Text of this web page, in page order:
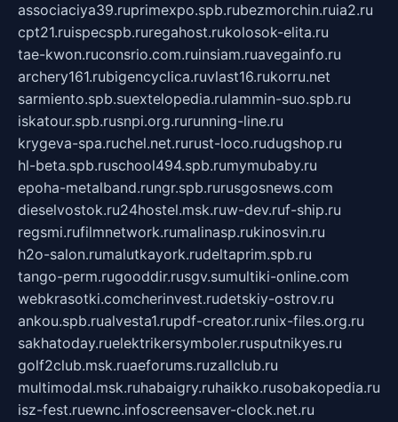
associaciya39.ruprimexpo.spb.rubezmorchin.ruia2.ru
cpt21.ruispecspb.ruregahost.rukolosok-elita.ru
tae-kwon.ruconsrio.com.ruinsiam.ruavegainfo.ru
archery161.rubigencyclica.ruvlast16.rukorru.net
sarmiento.spb.suextelopedia.rulammin-suo.spb.ru
iskatour.spb.rusnpi.org.rurunning-line.ru
krygeva-spa.ruchel.net.rurust-loco.rudugshop.ru
hl-beta.spb.ruschool494.spb.rumymubaby.ru
epoha-metalband.rungr.spb.rurusgosnews.com
dieselvostok.ru24hostel.msk.ruw-dev.ruf-ship.ru
regsmi.rufilmnetwork.rumalinasp.rukinosvin.ru
h2o-salon.rumalutkayork.rudeltaprim.spb.ru
tango-perm.rugooddir.rusgv.sumultiki-online.com
webkrasotki.comcherinvest.rudetskiy-ostrov.ru
ankou.spb.rualvesta1.rupdf-creator.runix-files.org.ru
sakhatoday.ruelektrikersymboler.rusputnikyes.ru
golf2club.msk.ruaeforums.ruzallclub.ru
multimodal.msk.ruhabaigry.ruhaikko.rusobakopedia.ru
isz-fest.ruewnc.infoscreensaver-clock.net.ru